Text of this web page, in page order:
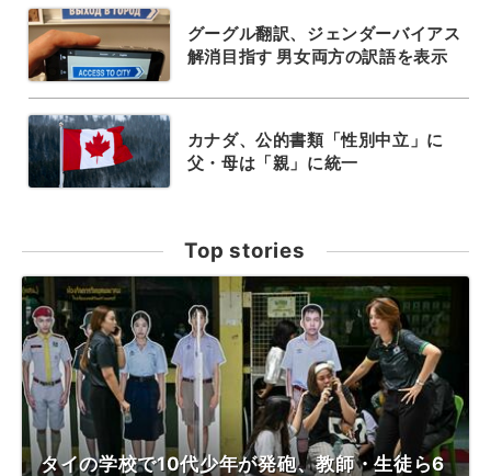
グーグル翻訳、ジェンダーバイアス
解消目指す 男女両方の訳語を表示
カナダ、公的書類「性別中立」に
父・母は「親」に統一
Top stories
タイの学校で10代少年が発砲、教師・生徒ら6